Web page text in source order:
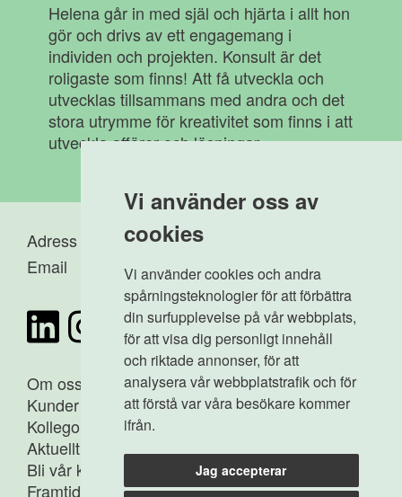
Vi använder oss av
cookies
Vi använder cookies och andra
spårningsteknologier för att förbättra
din surfupplevelse på vår webbplats,
för att visa dig personligt innehåll
och riktade annonser, för att
analysera vår webbplatstrafik och för
att förstå var våra besökare kommer
ifrån.
Jag accepterar
Helena går in med själ och hjärta i allt hon
gör och drivs av ett engagemang i
individen och projekten. Konsult är det
roligaste som finns! Att få utveckla och
utvecklas tillsammans med andra och det
stora utrymme för kreativitet som finns i att
utveckla affärer och lösningar.
Adress
Karlavägen 112
Email
info@agima.se
Om oss
Kunder
Kollegor
Aktuellt
Bli vår kollega
Framtidens medborgare